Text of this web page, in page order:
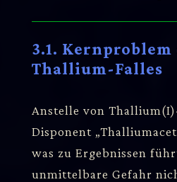
3.1. Kernproblem
Thallium-Falles
Anstelle von
Disponent
was zu Ergebnissen
unmittelbare Gefahr